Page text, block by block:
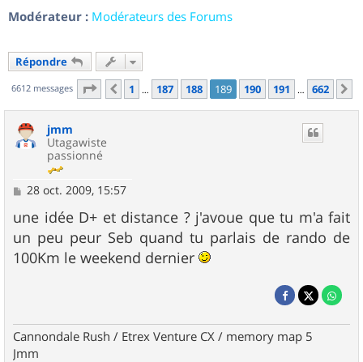
Modérateur : Modérateurs des Forums
Répondre
6612 messages Page 189 sur662
Précédent
1 … 187 188 189 190 191 … 662
jmm
Utagawiste
passionné
M
s
s
a
g
e
28 oct. 2009, 15:57
une idée D+ et distance ? j'avoue que tu m'a fait
un peu peur Seb quand tu parlais de rando de
100Km le weekend dernier
Cannondale Rush / Etrex Venture CX / memory map 5
Jmm